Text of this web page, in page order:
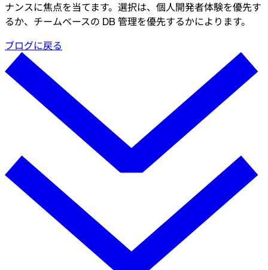
ナンスに焦点を当てます。選択は、個人開発者体験を優先す
るか、チームベースの DB 管理を優先するかによります。
ブログに戻る